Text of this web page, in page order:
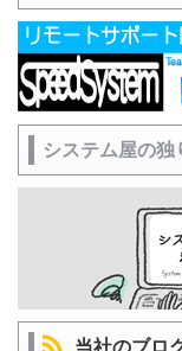
システム屋の独